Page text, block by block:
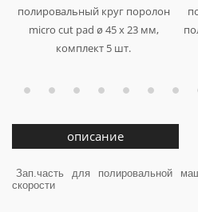
полировальный круг поролон
micro cut pad ø 45 x 23 мм,
комплект 5 шт.
описание
Зап.часть для полировальной
скорости